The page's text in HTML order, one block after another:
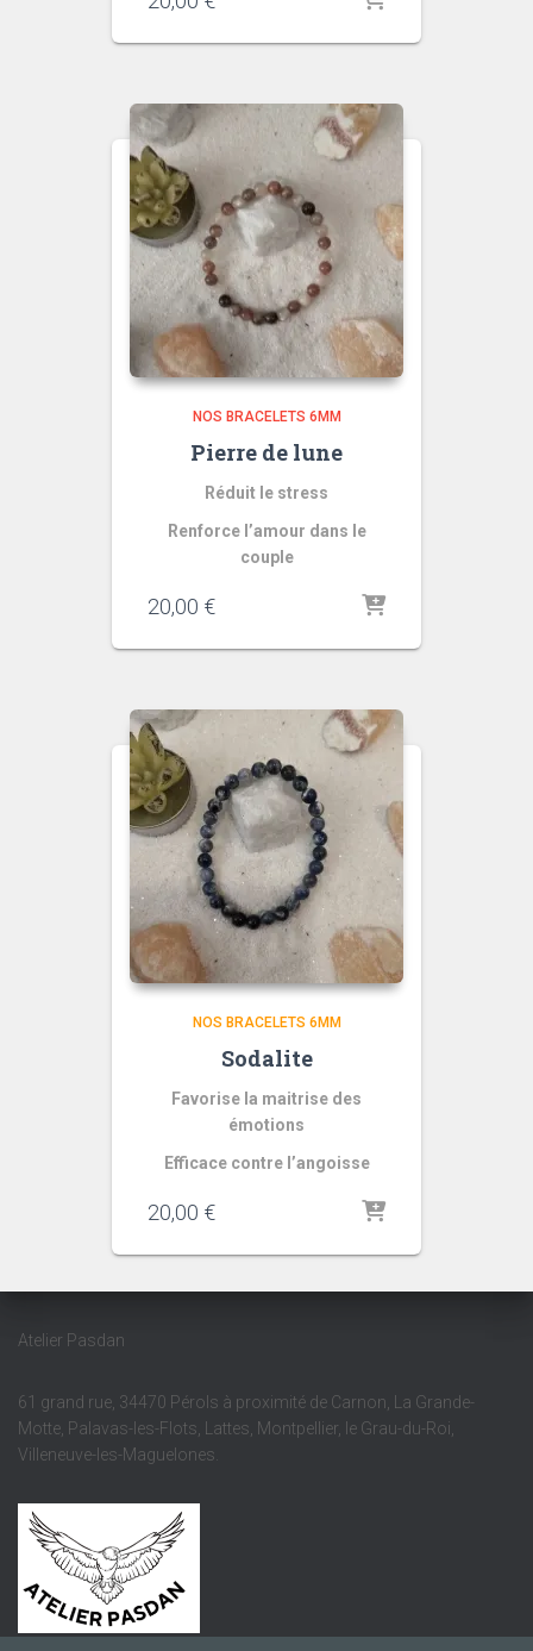
NOS BRACELETS 6MM
Pierre de lune
Réduit le stress
Renforce l’amour dans le
couple
20,00 €
NOS BRACELETS 6MM
Sodalite
Favorise la maitrise des
émotions
Efficace contre l’angoisse
20,00 €
Atelier Pasdan
61 grand rue, 34470 Pérols à proximité de Carnon, La Grande-
Motte, Palavas-les-Flots, Lattes, Montpellier, le Grau-du-Roi,
Villeneuve-les-Maguelones.